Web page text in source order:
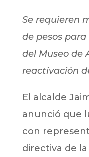
Se requieren
de pesos
del Museo de
reactivación
El alcalde
anunció que
con
directiva de